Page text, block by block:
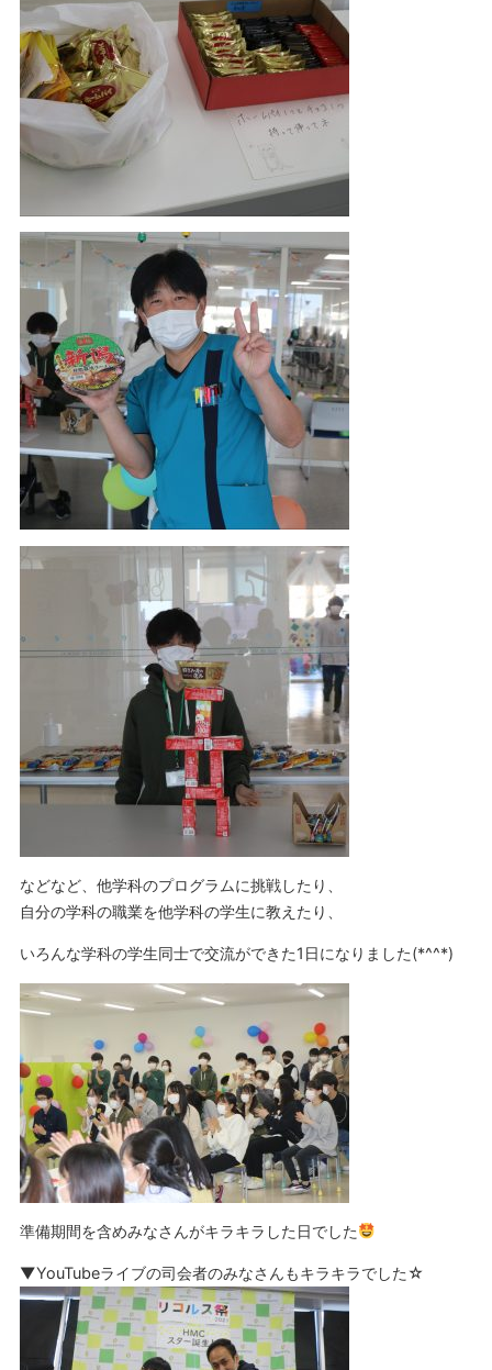
などなど、他学科のプログラムに挑戦したり、
自分の学科の職業を他学科の学生に教えたり、
いろんな学科の学生同士で交流ができた1日になりました(*^^*)
準備期間を含めみなさんがキラキラした日でした
▼YouTubeライブの司会者のみなさんもキラキラでした☆